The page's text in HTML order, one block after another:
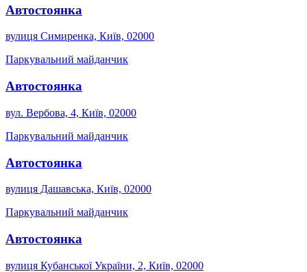
Автостоянка
вулиця Симиренка, Київ, 02000
Паркувальний майданчик
Автостоянка
вул. Вербова, 4, Київ, 02000
Паркувальний майданчик
Автостоянка
вулиця Дашавська, Київ, 02000
Паркувальний майданчик
Автостоянка
вулиця Кубанської України, 2, Київ, 02000